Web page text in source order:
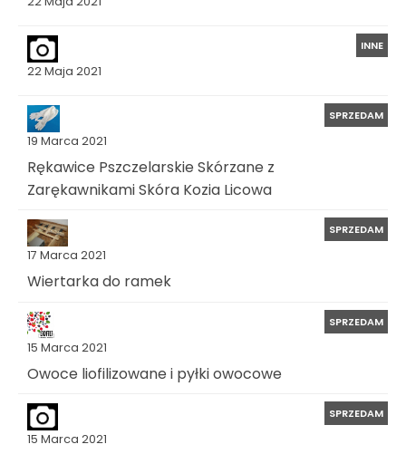
22 Maja 2021
INNE
19 Marca 2021
SPRZEDAM
Rękawice Pszczelarskie Skórzane z
Zarękawnikami Skóra Kozia Licowa
17 Marca 2021
SPRZEDAM
Wiertarka do ramek
15 Marca 2021
SPRZEDAM
Owoce liofilizowane i pyłki owocowe
15 Marca 2021
SPRZEDAM